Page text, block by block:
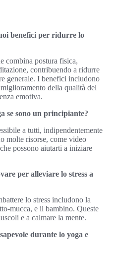
benefici per ridurre lo
combina postura fisica,
contribuendo a ridurre
generale. I benefici includono
della qualità del
emotiva.
se sono un principiante?
a tutti, indipendentemente
molte risorse, come video
possono aiutarti a iniziare
per alleviare lo stress a
lo stress includono la
mucca, e il bambino. Queste
e a calmare la mente.
durante lo yoga e